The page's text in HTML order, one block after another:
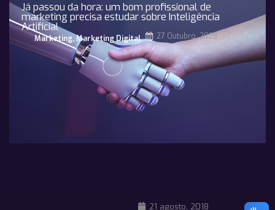
Já passou da hora: um bom profissional de
marketing precisa estudar sobre Inteligência
Artificial
Marketing,Marketing Digital 27 Outubro, 2023
21 agosto, 2018